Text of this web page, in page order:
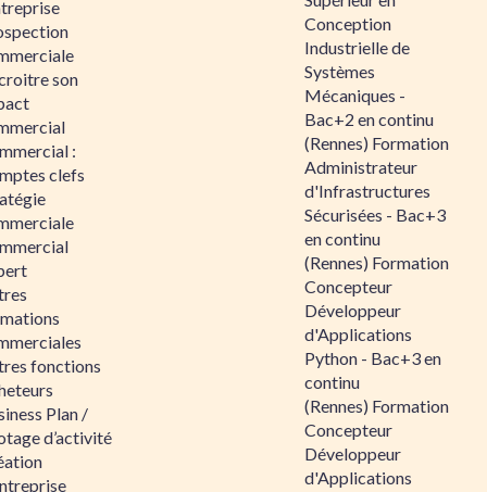
son
:
clefs
fonctions
Plan /
d’activité
Conception
Industrielle de
Systèmes
Mécaniques -
Bac+2 en continu
(Rennes) Formation
Administrateur
d'Infrastructures
Sécurisées - Bac+3
en continu
(Rennes) Formation
Concepteur
Développeur
d'Applications
Python - Bac+3 en
continu
(Rennes) Formation
Concepteur
Développeur
d'Applications